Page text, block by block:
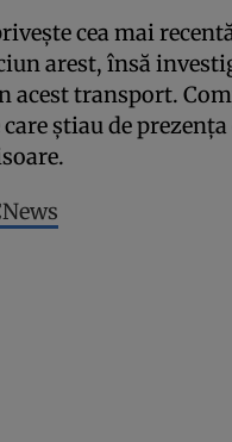
cea mai
arest, însă
acest transport.
ştiau de